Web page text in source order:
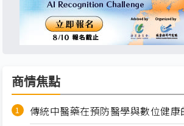
商情焦點
傳統中醫藥在預防醫學與數位健康